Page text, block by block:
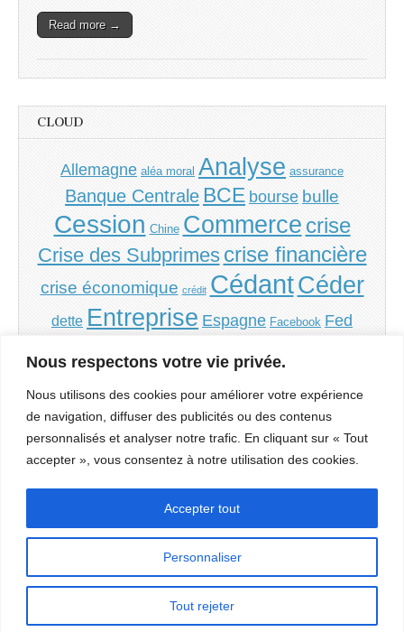
Nous respectons votre vie privée.
Nous utilisons des cookies pour améliorer votre expérience
de navigation, diffuser des publicités ou des contenus
personnalisés et analyser notre trafic. En cliquant sur « Tout
accepter », vous consentez à notre utilisation des cookies.
Personnaliser
Tout rejeter
Accepter tout
Read more →
CLOUD
Allemagne aléa moral Analyse assurance
Banque Centrale BCE bourse bulle
Cession Chine Commerce crise
Crise des Subprimes crise financière
crise économique crédit CédantCéder
dette Entreprise Espagne Facebook Fed
PMEPMI
ReprendreRepreneur
RepriseSociété spéculation
Évaluation
Économie & Finance
Économie et Finance